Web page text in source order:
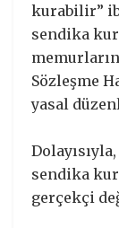
kurabilir”
sendika
Sözleşme
yasal
sendika
gerçekçi